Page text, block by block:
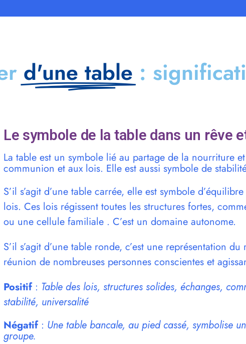
d'une table :
Le symbole de la table dans un rêve
La table est un symbole lié au partage de la nourriture
communion et aux lois. Elle est aussi symbole de
S’il s’agit d’une table carrée, elle est symbole
lois. Ces lois régissent toutes les structures fortes,
ou une cellule familiale . C’est un domaine autonome.
S’il s’agit d’une table ronde, c’est une représentation
réunion de nombreuses personnes conscientes et
Positif: Table des lois, structures solides, échanges,
stabilité, universalité
Négatif: Une table bancale, au pied cassé, symbolise
groupe.